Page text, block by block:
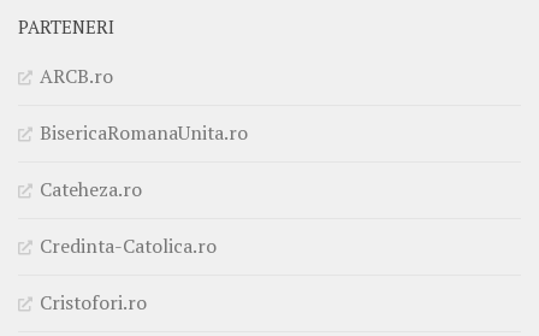
PARTENERI
ARCB.ro
BisericaRomanaUnita.ro
Cateheza.ro
Credinta-Catolica.ro
Cristofori.ro